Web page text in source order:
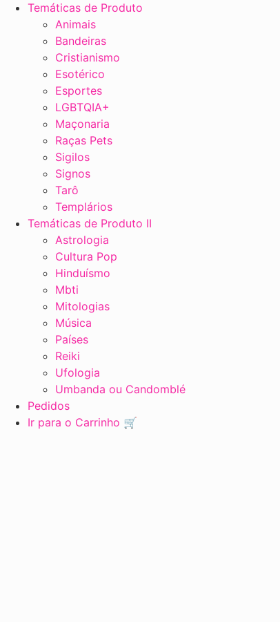
Temáticas de Produto
Animais
Bandeiras
Cristianismo
Esotérico
Esportes
LGBTQIA+
Maçonaria
Raças Pets
Sigilos
Signos
Tarô
Templários
Temáticas de Produto II
Astrologia
Cultura Pop
Hinduísmo
Mbti
Mitologias
Música
Países
Reiki
Ufologia
Umbanda ou Candomblé
Pedidos
Ir para o Carrinho 🛒